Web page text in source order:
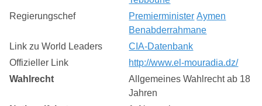
Regierungschef
Premierminister Aymen
Benabderrahmane
Link zu World Leaders
CIA-Datenbank
Offizieller Link
http://www.el-mouradia.dz/
Wahlrecht
Allgemeines Wahlrecht ab 18
Jahren